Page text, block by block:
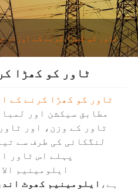
ٹاور کو کھڑا کرنے کے اوزار
ٹاور کو کھڑا
ٹاور کو کھڑا کرنے کے
مطابق سیکشن اور
ٹاور کے وزن، اور
لنگکائی کی طرف سے
پہلے اس ٹاور
ایلومینیم
ہے، ایلومینیم کھوٹ